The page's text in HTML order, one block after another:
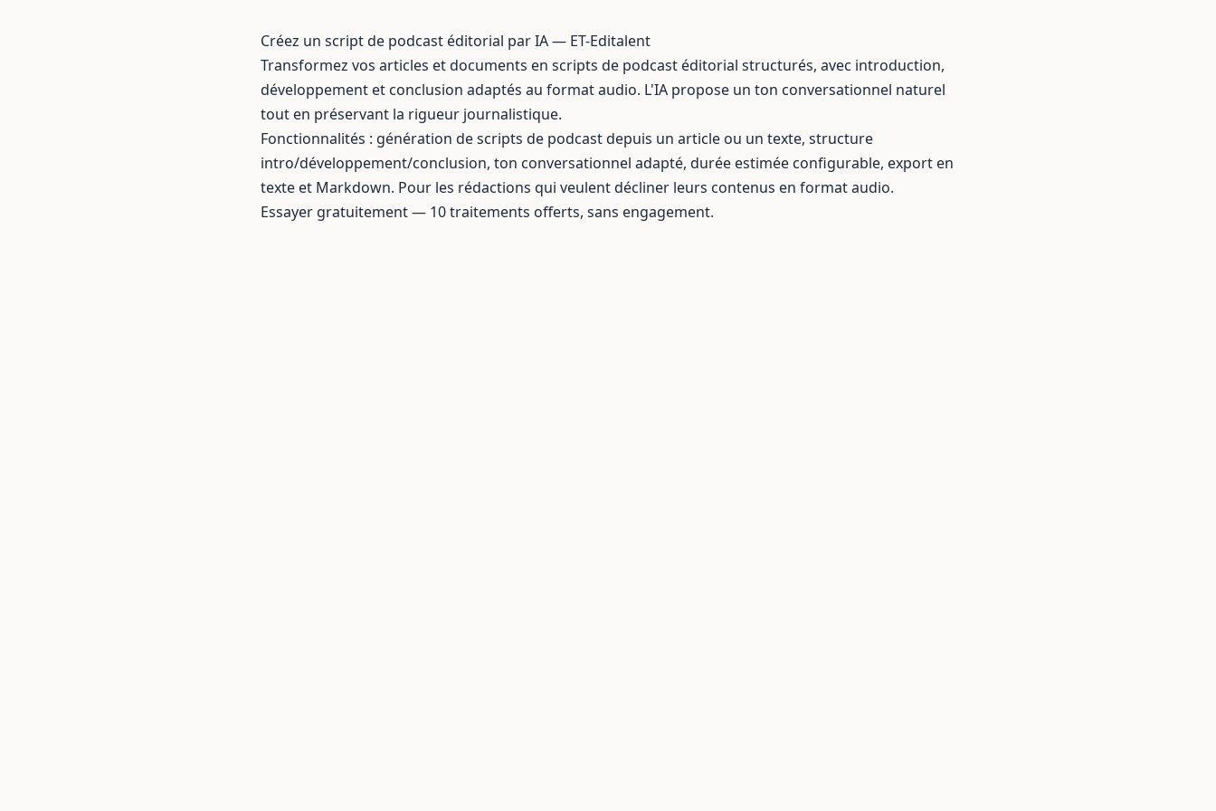
Créez un script de podcast éditorial par IA — ET-Editalent
Transformez vos articles et documents en scripts de podcast éditorial structurés, avec introduction,
développement et conclusion adaptés au format audio. L'IA propose un ton conversationnel naturel
tout en préservant la rigueur journalistique.
Fonctionnalités : génération de scripts de podcast depuis un article ou un texte, structure
intro/développement/conclusion, ton conversationnel adapté, durée estimée configurable, export en
texte et Markdown. Pour les rédactions qui veulent décliner leurs contenus en format audio.
Essayer gratuitement— 10 traitements offerts, sans engagement.